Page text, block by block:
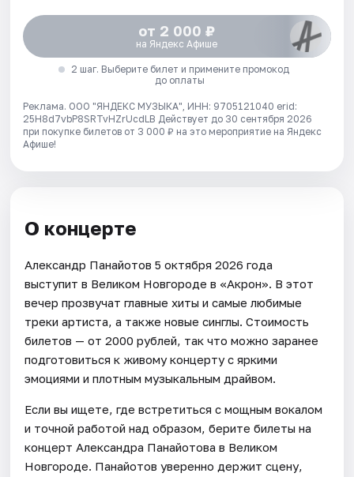
от 2 000 ₽
на Яндекс Афише
2 шаг. Выберите билет и примените промокод
до оплаты
Реклама. ООО "ЯНДЕКС МУЗЫКА", ИНН: 9705121040 erid:
25H8d7vbP8SRTvHZrUcdLB Действует до 30 сентября 2026
при покупке билетов от 3 000 ₽ на это мероприятие на Яндекс
Афише!
О концерте
Александр Панайотов 5 октября 2026 года
выступит в Великом Новгороде в «Акрон». В этот
вечер прозвучат главные хиты и самые любимые
треки артиста, а также новые синглы. Стоимость
билетов — от 2000 рублей, так что можно заранее
подготовиться к живому концерту с яркими
эмоциями и плотным музыкальным драйвом.
Если вы ищете, где встретиться с мощным вокалом
и точной работой над образом, берите билеты на
концерт Александра Панайотова в Великом
Новгороде. Панайотов уверенно держит сцену,